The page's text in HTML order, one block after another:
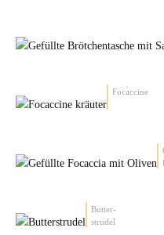
Focaccine
Butter-
strudel